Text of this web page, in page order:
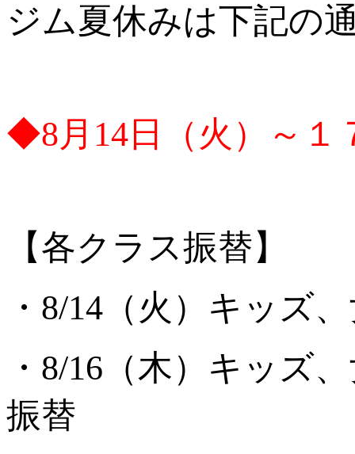
ジム夏休みは下記の
◆8月14日（火）～１
【各クラス振替】
・8/14（火）キッ
・8/16（木）キッ
振替